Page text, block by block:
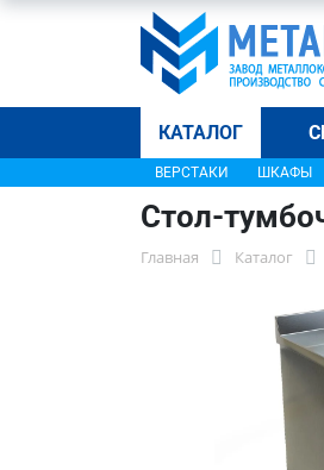
КАТАЛОГ
ВЕРСТАКИ ШКАФЫ
Стол-
Главная Каталог